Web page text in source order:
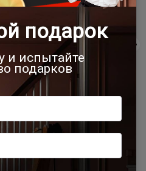
1000х2000 мм
900x2400